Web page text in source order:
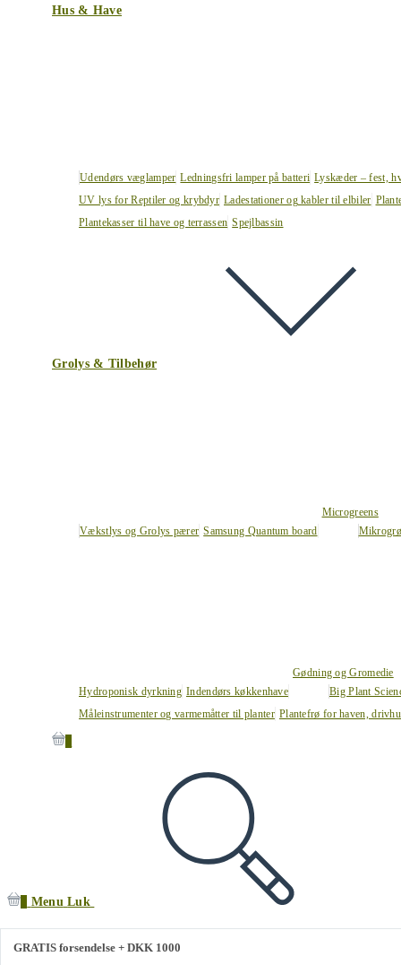
Hus & Have
Udendørs væglamper Ledningsfri lamper på batteri Lyskæder – fest,
UV lys for Reptiler og krybdyr Ladestationer og kabler til elbiler
Plantekasser til have og terrassen Spejlbassin
Grolys & Tilbehør
Vækstlys og Grolys pærer Samsung Quantum board
Microgreens
Hydroponisk dyrkning Indendørs køkkenhave
Gødning og Gromedie
Big Plant
Måleinstrumenter og varmemåtter til planter Plantefrø for haven,
Menu Luk
GRATIS forsendelse + DKK 1000